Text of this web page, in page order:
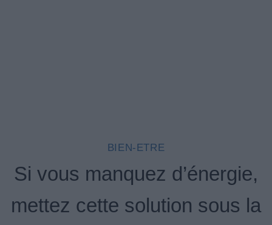
BIEN-ETRE
Si vous manquez d’énergie,
mettez cette solution sous la